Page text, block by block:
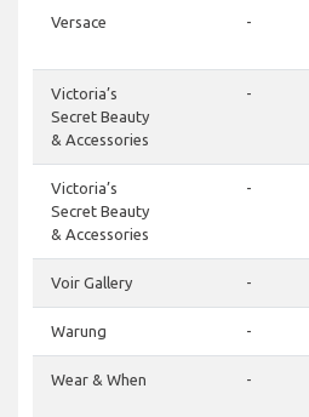
Versace -
Victoria’s
Secret Beauty
& Accessories
-
Victoria’s
Secret Beauty
& Accessories
-
Voir Gallery -
Warung -
Wear & When -